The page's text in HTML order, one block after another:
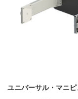
ユニバーサル・マニ